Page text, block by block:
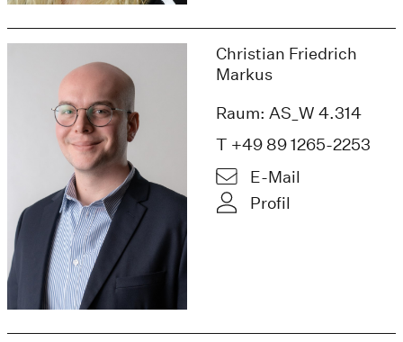
Christian Friedrich
Markus
Raum: AS_W 4.314
T +49 89 1265-2253
E-Mail
Profil